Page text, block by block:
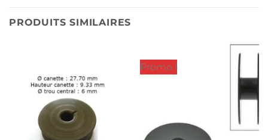
PRODUITS SIMILAIRES
Promo !